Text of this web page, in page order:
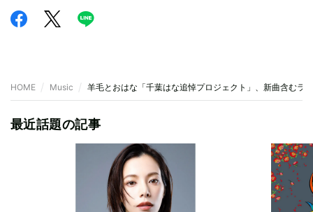
HOME Music 羊毛とおはな「千葉はな追悼プロジェクト」、新曲含むラ
最近話題の記事